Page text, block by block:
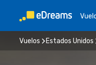
Vuelos Estados Unidos